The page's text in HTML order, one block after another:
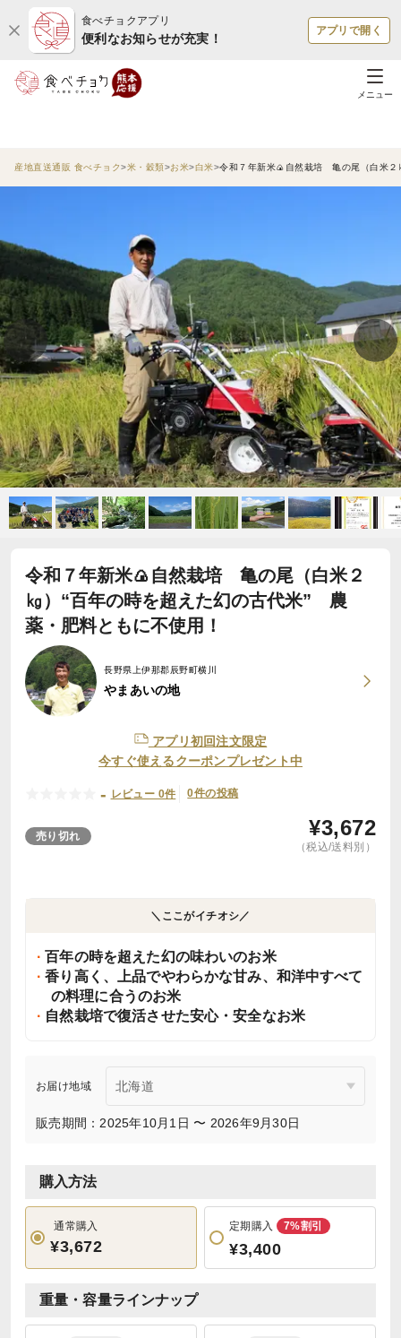
食べチョクアプリ
便利なお知らせが充実！
アプリで開く
メニュー
産地直送通販 食べチョク 米・穀類 お米 白米 令和７年新米🍙自然栽培 亀の尾（白米２
令和７年新米🍙自然栽培 亀の尾（白米２
㎏）“百年の時を超えた幻の古代米” 農
薬・肥料ともに不使用！
長野県上伊那郡辰野町横川
やまあいの地
アプリ初回注文限定
今すぐ使えるクーポンプレゼント中
- レビュー 0件 0件の投稿
売り切れ ¥3,672
（税込/送料別）
＼ここがイチオシ／
百年の時を超えた幻の味わいのお米
香り高く、上品でやわらかな甘み、和洋中すべて
の料理に合うのお米
自然栽培で復活させた安心・安全なお米
お届け地域
販売期間：2025年10月1日 〜 2026年9月30日
購入方法
通常購入
¥3,672
定期購入 7%割引
¥3,400
重量・容量ラインナップ